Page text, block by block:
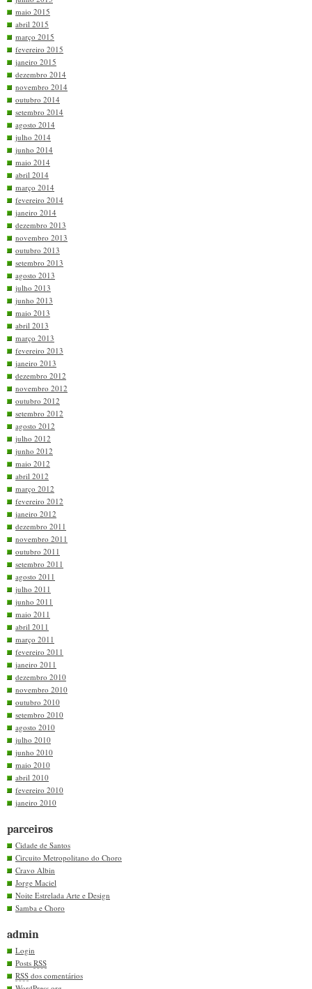
maio 2015
abril 2015
março 2015
fevereiro 2015
janeiro 2015
dezembro 2014
novembro 2014
outubro 2014
setembro 2014
agosto 2014
julho 2014
junho 2014
maio 2014
abril 2014
março 2014
fevereiro 2014
janeiro 2014
dezembro 2013
novembro 2013
outubro 2013
setembro 2013
agosto 2013
julho 2013
junho 2013
maio 2013
abril 2013
março 2013
fevereiro 2013
janeiro 2013
dezembro 2012
novembro 2012
outubro 2012
setembro 2012
agosto 2012
julho 2012
junho 2012
maio 2012
abril 2012
março 2012
fevereiro 2012
janeiro 2012
dezembro 2011
novembro 2011
outubro 2011
setembro 2011
agosto 2011
julho 2011
junho 2011
maio 2011
abril 2011
março 2011
fevereiro 2011
janeiro 2011
dezembro 2010
novembro 2010
outubro 2010
setembro 2010
agosto 2010
julho 2010
junho 2010
maio 2010
abril 2010
fevereiro 2010
janeiro 2010
parceiros
Cidade de Santos
Circuito Metropolitano do Choro
Cravo Albin
Jorge Maciel
Noite Estrelada Arte e Design
Samba e Choro
admin
Login
Posts RSS
RSS dos comentários